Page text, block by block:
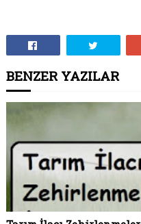
BENZER YAZILAR